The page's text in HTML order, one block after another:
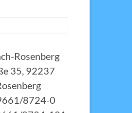
Rosenberg
35, 92237
8724-0